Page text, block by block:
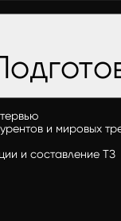
и мировых
и составление ТЗ